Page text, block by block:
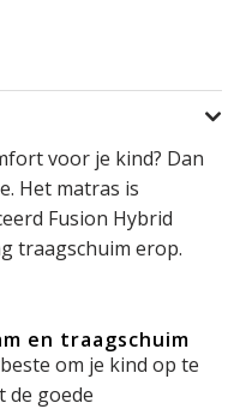
voor je kind? Dan
Het matras is
Fusion Hybrid
traagschuim erop.
en traagschuim
om je kind op te
de goede